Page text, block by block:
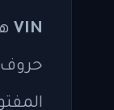
VIN
حروف